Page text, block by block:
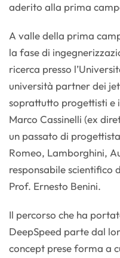
aderito alla prima
A valle della prima
la fase di
ricerca presso
università partner dei
soprattutto progettisti e
Marco Cassinelli (ex
un passato di
Romeo, Lamborghini,
responsabile scientifico
Prof. Ernesto Benini.
Il percorso che ha
DeepSpeed parte dal
concept prese forma a